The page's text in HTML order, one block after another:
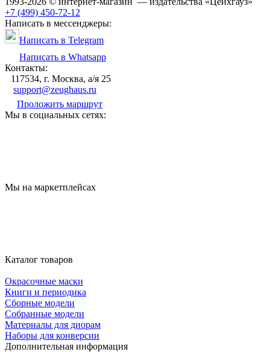
+7 (499) 450-72-12
Написать в мессенджеры:
Написать в Telegram
Написать в Whatsapp
Контакты:
117534, г. Москва, а/я 25
support@zeughaus.ru
Проложить маршрут
Мы в социальных сетях:
Мы на маркетплейсах
Каталог товаров
Окрасочные маски
Книги и периодика
Сборные модели
Собранные модели
Материалы для диорам
Наборы для конверсии
Дополнительная информация